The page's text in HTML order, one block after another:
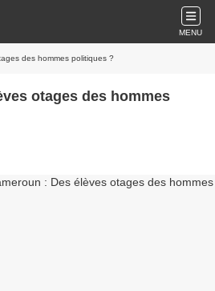
MENU
des hommes politiques ?
otages des hommes